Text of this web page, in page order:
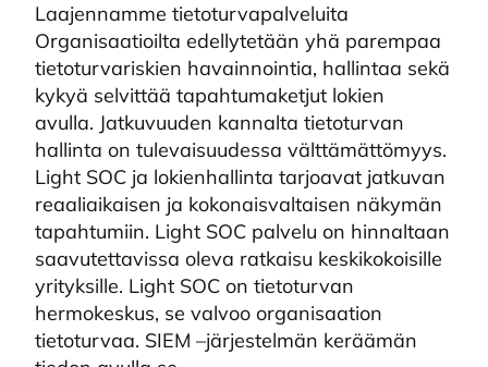
Laajennamme tietoturvapalveluita
Organisaatioilta edellytetään yhä parempaa
tietoturvariskien havainnointia, hallintaa sekä
kykyä selvittää tapahtumaketjut lokien
avulla. Jatkuvuuden kannalta tietoturvan
hallinta on tulevaisuudessa välttämättömyys.
Light SOC ja lokienhallinta tarjoavat jatkuvan
reaaliaikaisen ja kokonaisvaltaisen näkymän
tapahtumiin. Light SOC palvelu on hinnaltaan
saavutettavissa oleva ratkaisu keskikokoisille
yrityksille. Light SOC on tietoturvan
hermokeskus, se valvoo organisaation
tietoturvaa. SIEM –järjestelmän keräämän